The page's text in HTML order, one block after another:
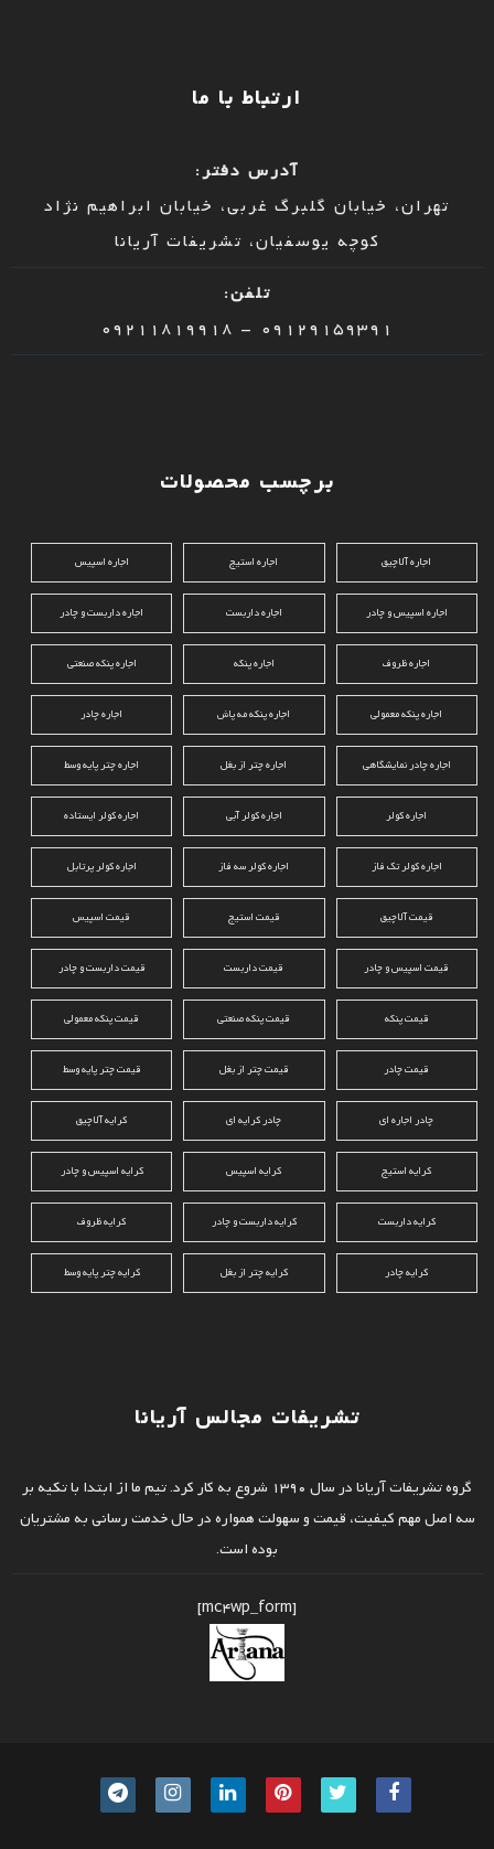
ارتباط با ما
آدرس دفتر:
تهران، خیابان گلبرگ غربی، خیابان ابراهیم نژاد
کوچه یوسفیان، تشریفات آریانا
تلفن:
09129159391 – 09211819918
برچسب محصولات
اجاره آلاچیق اجاره استیج اجاره اسپیس
اجاره اسپیس و چادر اجاره داربست اجاره داربست و چادر
اجاره ظروف اجاره پنکه اجاره پنکه صنعتی
اجاره پنکه معمولی اجاره پنکه مه پاش اجاره چادر
اجاره چادر نمایشگاهی اجاره چتر از بغل اجاره چتر پایه وسط
اجاره کولر اجاره کولر آبی اجاره کولر ایستاده
اجاره کولر تک فاز اجاره کولر سه فاز اجاره کولر پرتابل
قیمت آلاچیق قیمت استیج قیمت اسپیس
قیمت اسپیس و چادر قیمت داربست قیمت داربست و چادر
قیمت پنکه قیمت پنکه صنعتی قیمت پنکه معمولی
قیمت چادر قیمت چتر از بغل قیمت چتر پایه وسط
چادر اجاره ای چادر کرایه ای کرایه آلاچیق
کرایه استیج کرایه اسپیس کرایه اسپیس و چادر
کرایه داربست کرایه داربست و چادر کرایه ظروف
کرایه چادر کرایه چتر از بغل کرایه چتر پایه وسط
تشریفات مجالس آریانا
گروه تشریفات آریانا در سال 1390 شروع به کار کرد. تیم ما از ابتدا با تکیه بر
سه اصل مهم کیفیت، قیمت و سهولت همواره در حال خدمت رسانی به مشتریان
بوده است.
[mc4wp_form]